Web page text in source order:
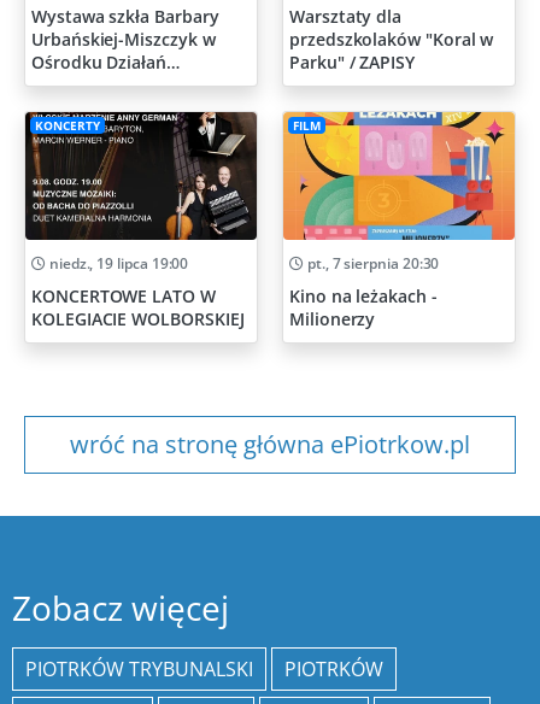
Wystawa szkła Barbary
Urbańskiej-Miszczyk w
Ośrodku Działań
Artystycznych
Warsztaty dla
przedszkolaków "Koral w
Parku" / ZAPISY
KONCERTY
niedz., 19 lipca 19:00
KONCERTOWE LATO W
KOLEGIACIE WOLBORSKIEJ
FILM
pt., 7 sierpnia 20:30
Kino na leżakach -
Milionerzy
wróć na stronę główna ePiotrkow.pl
Zobacz więcej
PIOTRKÓW TRYBUNALSKI
PIOTRKÓW